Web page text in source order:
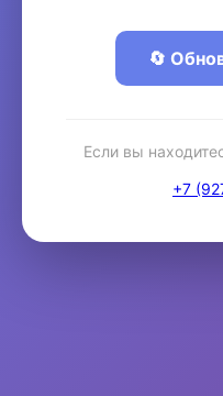
🔄
Если вы
+7